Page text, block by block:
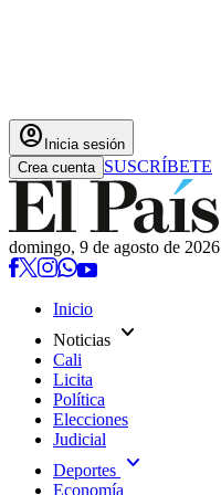
account_circle Inicia sesión
Crea cuenta SUSCRÍBETE
domingo, 9 de agosto de 2026
Inicio
Noticias expand_more
Cali
Licita
Política
Elecciones
Judicial
Deportes expand_more
Economía